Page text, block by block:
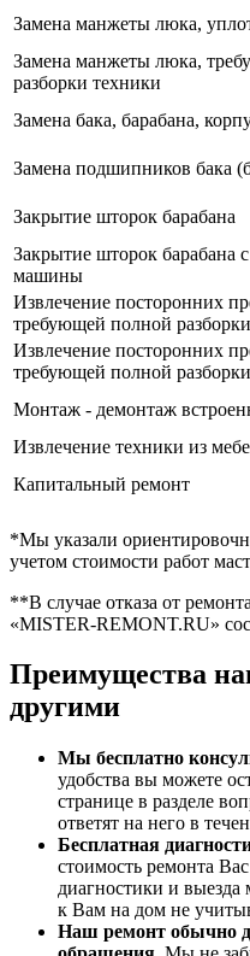
Замена манжеты люка,
Замена манжеты люка,
разборки техники
Замена бака, барабана,
Замена подшипников бака
Закрытие шторок барабана
Закрытие шторок барабана
машины
Извлечение посторонних
требующей полной разборки
Извлечение посторонних
требующей полной разборки
Монтаж - демонтаж
Извлечение техники из
Капитальный ремонт
*Мы указали
учетом стоимости работ
**В случае отказа от
«MISTER-REMONT.RU»
Преимущества
другими
Мы бесплатно
удобства вы можете
странице в разделе
ответят на него в
Бесплатная
стоимость ремонта
диагностики и
к Вам на дом не
Наш ремонт обычно